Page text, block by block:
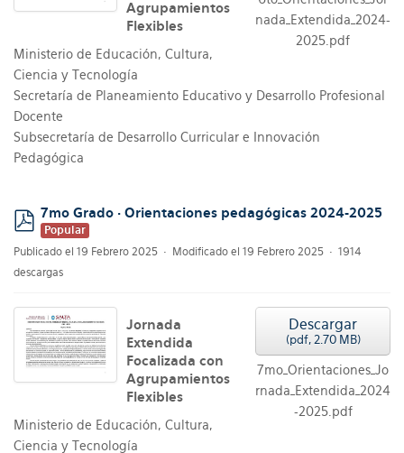
nada_Extendida_2024-
2025.pdf
Agrupamientos
Flexibles
Ministerio de Educación, Cultura,
Ciencia y Tecnología
Secretaría de Planeamiento Educativo y Desarrollo Profesional
Docente
Subsecretaría de Desarrollo Curricular e Innovación
Pedagógica
pdf
7mo Grado · Orientaciones pedagógicas 2024-2025
Popular
Publicado el 19 Febrero 2025
Modificado el 19 Febrero 2025
1914
descargas
Descargar
(pdf, 2.70 MB)
7mo_Orientaciones_Jo
rnada_Extendida_2024
-2025.pdf
Jornada
Extendida
Focalizada con
Agrupamientos
Flexibles
Ministerio de Educación, Cultura,
Ciencia y Tecnología